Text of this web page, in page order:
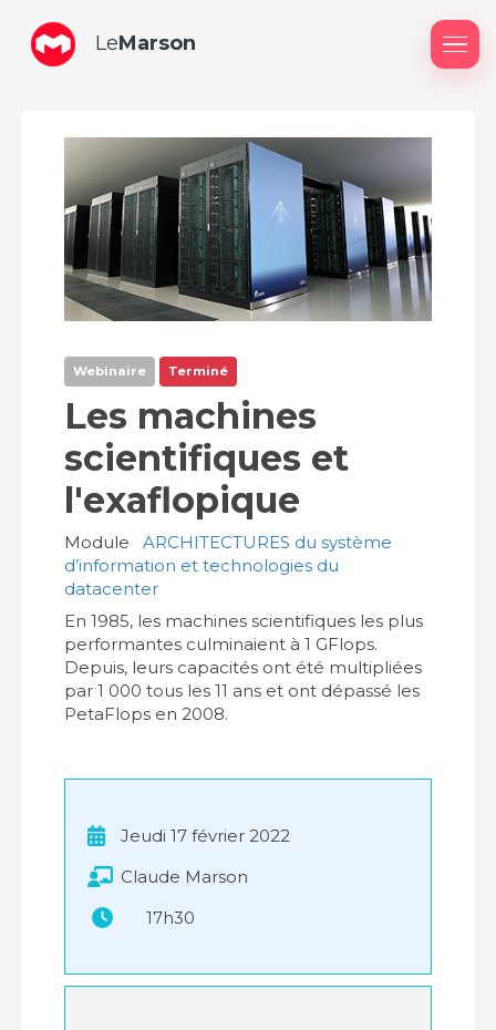
LeMarson
Webinaire Terminé
Les machines
scientifiques et
l'exaflopique
Module
ARCHITECTURES du système
d’information et technologies du
datacenter
En 1985, les machines scientifiques les plus
performantes culminaient à 1 GFlops.
Depuis, leurs capacités ont été multipliées
par 1 000 tous les 11 ans et ont dépassé les
PetaFlops en 2008.
Jeudi 17 février 2022
Claude Marson
17h30